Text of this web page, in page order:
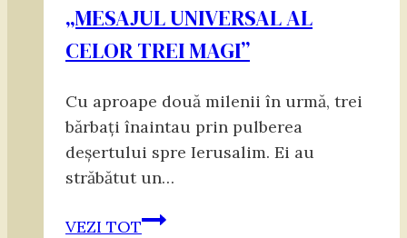
EXCEPŢIE”
„MESAJUL UNIVERSAL AL
CELOR TREI MAGI”
Cu aproape două milenii în urmă, trei
bărbați înaintau prin pulberea
deșertului spre Ierusalim. Ei au
străbătut un…
VEZI TOT„MESAJUL